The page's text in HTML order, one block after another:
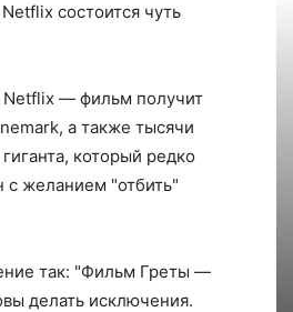
состоится чуть
Netflix — фильм получит
а также тысячи
который редко
с желанием "отбить"
так: "Фильм Греты —
делать исключения.